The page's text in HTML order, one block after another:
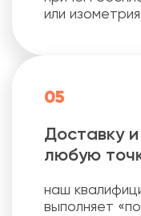
или
05
Доставку
любую
наш
выполняет